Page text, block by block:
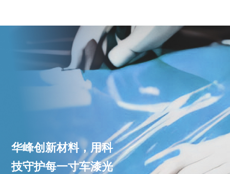
华峰创新材料，用科
技守护每一寸车漆光